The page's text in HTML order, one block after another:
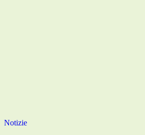
Notizie